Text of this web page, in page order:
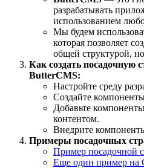
разрабатывать
использованием
Мы будем
которая позволяет
общей структурой,
Как создать посадочную
ButterCMS:
Настройте среду
Создайте
Добавьте
контентом.
Внедрите
Примеры посадочных
Пример посадочной
Еще один пример на